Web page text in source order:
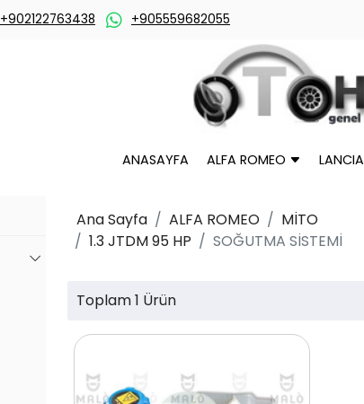
+902122763438 +905559682055
ANASAYFA ALFA ROMEO LANCIA
Ana Sayfa ALFA ROMEO
MİTO
1.3 JTDM 95 HP
SOĞUTMA SİSTEMİ
Toplam 1 Ürün